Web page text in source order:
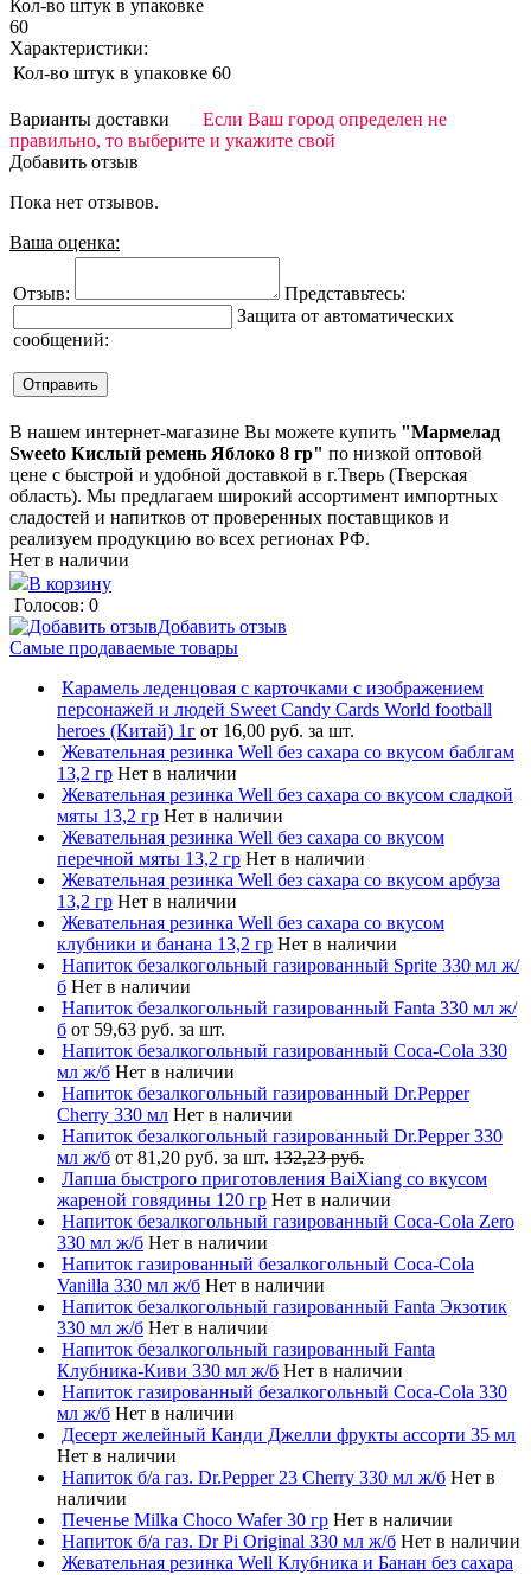
Кол-во штук в упаковке
60
Характеристики:
Кол-во штук в упаковке 60
Варианты доставки
Если Ваш город определен не
правильно, то выберите и укажите свой
Добавить отзыв
Пока нет отзывов.
Ваша оценка:
Отзыв:
Представьтесь:
Защита от автоматических
сообщений:
В нашем интернет-магазине Вы можете купить "Мармелад
Sweeto Кислый ремень Яблоко 8 гр" по низкой оптовой
цене с быстрой и удобной доставкой в г.Тверь (Тверская
область). Мы предлагаем широкий ассортимент импортных
сладостей и напитков от проверенных поставщиков и
реализуем продукцию во всех регионах РФ.
Нет в наличии
В корзину
Голосов: 0
Добавить отзыв
Самые продаваемые товары
Карамель леденцовая с карточками с изображением
персонажей и людей Sweet Candy Cards World football
heroes (Китай) 1г от 16,00 руб. за шт.
Жевательная резинка Well без сахара со вкусом баблгам
13,2 гр Нет в наличии
Жевательная резинка Well без сахара со вкусом сладкой
мяты 13,2 гр Нет в наличии
Жевательная резинка Well без сахара со вкусом
перечной мяты 13,2 гр Нет в наличии
Жевательная резинка Well без сахара со вкусом арбуза
13,2 гр Нет в наличии
Жевательная резинка Well без сахара со вкусом
клубники и банана 13,2 гр Нет в наличии
Напиток безалкогольный газированный Sprite 330 мл ж/
б Нет в наличии
Напиток безалкогольный газированный Fanta 330 мл ж/
б от 59,63 руб. за шт.
Напиток безалкогольный газированный Coca-Cola 330
мл ж/б Нет в наличии
Напиток безалкогольный газированный Dr.Pepper
Cherry 330 мл Нет в наличии
Напиток безалкогольный газированный Dr.Pepper 330
мл ж/б от 81,20 руб. за шт. 132,23 руб.
Лапша быстрого приготовления BaiXiang со вкусом
жареной говядины 120 гр Нет в наличии
Напиток безалкогольный газированный Coca-Cola Zero
330 мл ж/б Нет в наличии
Напиток газированный безалкогольный Coca-Cola
Vanilla 330 мл ж/б Нет в наличии
Напиток безалкогольный газированный Fanta Экзотик
330 мл ж/б Нет в наличии
Напиток безалкогольный газированный Fanta
Клубника-Киви 330 мл ж/б Нет в наличии
Напиток газированный безалкогольный Coca-Cola 330
мл ж/б Нет в наличии
Десерт желейный Канди Джелли фрукты ассорти 35 мл
Нет в наличии
Напиток б/а газ. Dr.Pepper 23 Cherry 330 мл ж/б Нет в
наличии
Печенье Milka Choco Wafer 30 гр Нет в наличии
Напиток б/а газ. Dr Pi Original 330 мл ж/б Нет в наличии
Жевательная резинка Well Клубника и Банан без сахара